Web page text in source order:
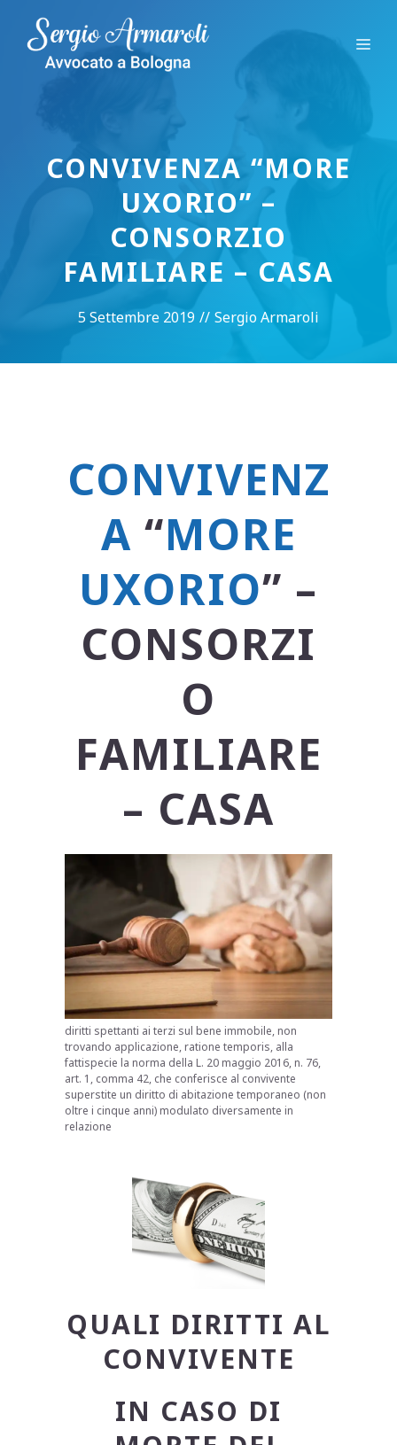
contenuto
CONVIVENZA “MORE
UXORIO” –
CONSORZIO
FAMILIARE – CASA
5 Settembre 2019 // Sergio Armaroli
CONVIVENZ
A “MORE
UXORIO” –
CONSORZI
O
FAMILIARE
– CASA
diritti spettanti ai terzi sul bene immobile, non
trovando applicazione, ratione temporis, alla
fattispecie la norma della L. 20 maggio 2016, n. 76,
art. 1, comma 42, che conferisce al convivente
superstite un diritto di abitazione temporaneo (non
oltre i cinque anni) modulato diversamente in
relazione
QUALI DIRITTI AL
CONVIVENTE
IN CASO DI